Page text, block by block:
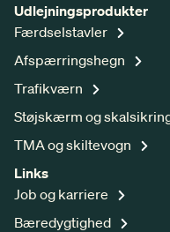
Udlejningsprodukter
Færdselstavler
Afspærringshegn
Trafikværn
Støjskærm og
TMA og skiltevogn
Links
Job og karriere
Bæredygtighed